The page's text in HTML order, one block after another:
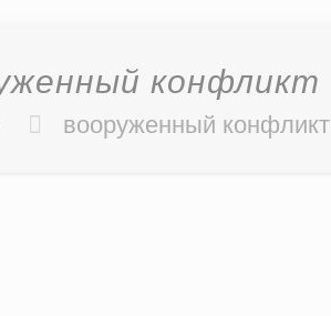
конфликт
вооруженный конфликт